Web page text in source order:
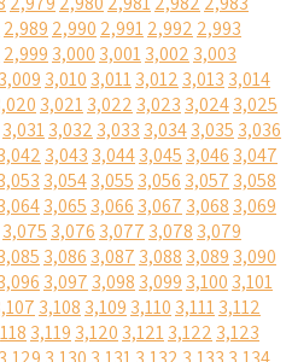
2,989 2,990 2,9912,992 2,993
2,999 3,000 3,0013,002 3,003
3,009 3,010 3,0113,012 3,013 3,014
3,0213,022 3,023 3,0243,025
3,0313,032 3,033 3,0343,035 3,036
3,043 3,0443,045 3,046 3,047
3,0543,055 3,056 3,057 3,058
3,065 3,066 3,067 3,068 3,069
3,075 3,076 3,077 3,078 3,079
3,086 3,087 3,088 3,089 3,090
3,097 3,098 3,099 3,100 3,101
3,108 3,109 3,110 3,1113,112
3,119 3,120 3,1213,122 3,123